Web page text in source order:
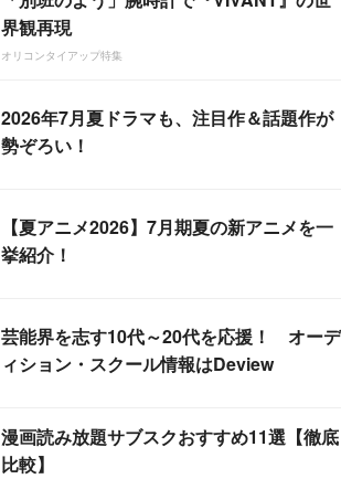
界観再現
オリコンタイアップ特集
2026年7月夏ドラマも、注目作＆話題作が
勢ぞろい！
【夏アニメ2026】7月期夏の新アニメを一
挙紹介！
芸能界を志す10代～20代を応援！ オーデ
ィション・スクール情報はDeview
漫画読み放題サブスクおすすめ11選【徹底
比較】